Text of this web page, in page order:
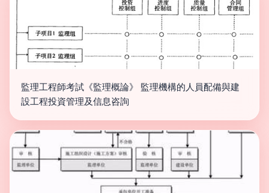
監理工程師考試《監理概論》 監理機構的人員配備與建
設工程投資管理及信息咨詢